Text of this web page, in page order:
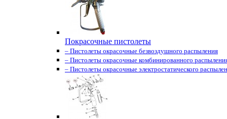
Покрасочные пистолеты
– Пистолеты окрасочные безвоздушного распыления
– Пистолеты окрасочные комбинированного
– Пистолеты окрасочные электростатического